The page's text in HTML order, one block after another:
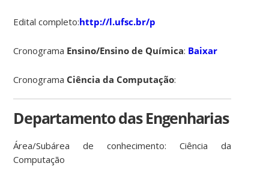
Edital completo:http://l.ufsc.br/p
Cronograma Ensino/Ensino de Química: Baixar
Cronograma Ciência da Computação:
Departamento das Engenharias
Área/Subárea de conhecimento: Ciência da
Computação